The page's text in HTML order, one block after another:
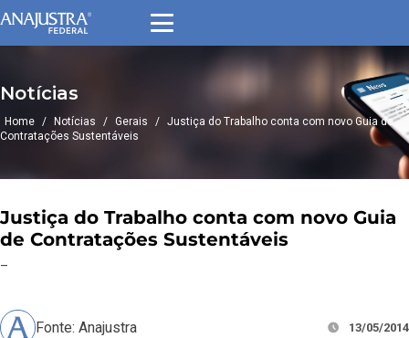
Notícias
Home / Notícias / Gerais / Justiça do Trabalho conta com novo Guia de
Contratações Sustentáveis
Justiça do Trabalho conta com novo Guia
de Contratações Sustentáveis
–
Fonte: Anajustra 13/05/2014